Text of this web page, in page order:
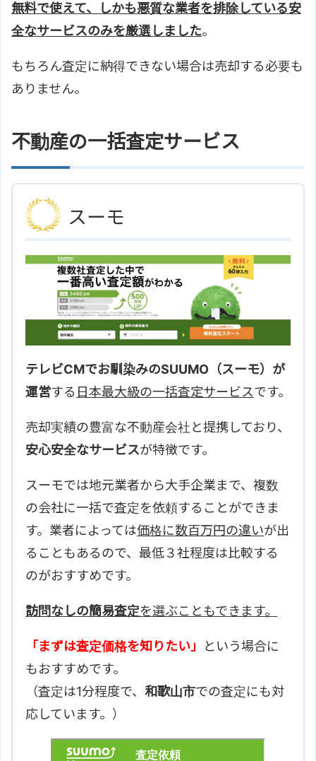
無料で使えて、しかも悪質な業者を排除している安
全なサービスのみを厳選しました。
もちろん査定に納得できない場合は売却する必要も
ありません。
不動産の一括査定サービス
スーモ
テレビCMでお馴染みのSUUMO（スーモ）が
運営する 日本最大級の一括査定サービスです。
売却実績の豊富な不動産会社と提携しており、
安心安全なサービスが特徴です。
スーモでは地元業者から大手企業まで、複数
の会社に一括で査定を依頼することができま
す。業者によっては価格に数百万円の違いが出
ることもあるので、最低３社程度は比較する
のがおすすめです。
訪問なしの簡易査定を選ぶこともできます。
「まずは査定価格を知りたい」
という場合に
もおすすめです。
（査定は1分程度で、 和歌山市での査定にも対
応しています。）